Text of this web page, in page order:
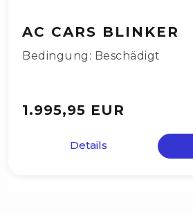
AC CARS BLINKER
Bedingung: Beschädigt
1.995,95 EUR
Details